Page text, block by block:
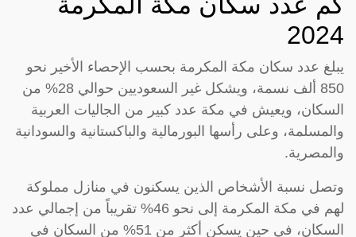
2024
يبلغ عدد سكان مكة المكرمة بحسب الإحصاء الأخير نحو
850 ألف نسمة، ويشكل غير السعوديين حوالي 28% من
السكان، ويعيش في مكة عدد كبير من الجاليات العربية
والمسلمة، وعلى رأسها البورمالية والباكستانية والسودانية
والمصرية.
وتصل نسبة الأشخاص الذين يسكنون في منازل مملوكة
لهم في مكة المكرمة إلى نحو 46% تقريباً من إجمالي عدد
السكان، في حين يسكن أكثر من 51% من السكان في